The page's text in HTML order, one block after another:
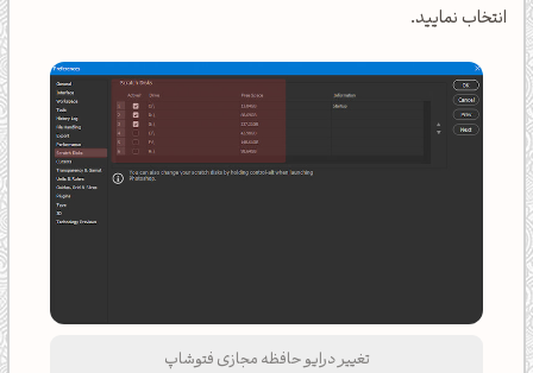
انتخاب نمایید.
تغییر درایو حافظه مجازی فتوشاپ